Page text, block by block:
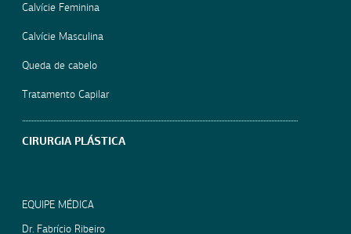
Calvície Feminina
Calvície Masculina
Queda de cabelo
Tratamento Capilar
CIRURGIA PLÁSTICA
EQUIPE MÉDICA
Dr. Fabrício Ribeiro